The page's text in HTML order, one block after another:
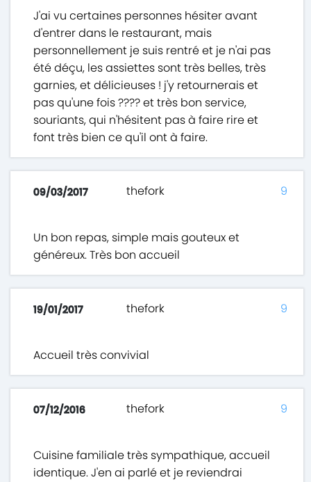
J'ai vu certaines personnes hésiter avant
d'entrer dans le restaurant, mais
personnellement je suis rentré et je n'ai pas
été déçu, les assiettes sont très belles, très
garnies, et délicieuses ! j'y retournerais et
pas qu'une fois ???? et très bon service,
souriants, qui n'hésitent pas à faire rire et
font très bien ce qu'il ont à faire.
09/03/2017 thefork
Un bon repas, simple mais gouteux et
généreux. Très bon accueil
9
19/01/2017 thefork
Accueil très convivial
9
07/12/2016 thefork
Cuisine familiale très sympathique, accueil
identique. J'en ai parlé et je reviendrai
9